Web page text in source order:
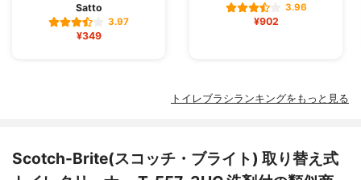
Satto
3.97
¥349
3.96
¥902
トイレブラシランキングをもっと見る
Scotch-Brite(スコッチ・ブライト) 取り替え式